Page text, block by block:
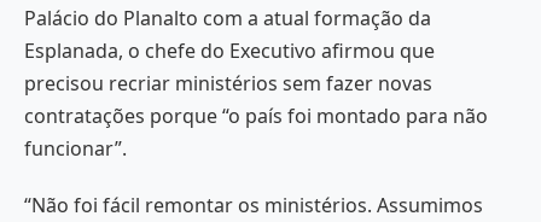
Palácio do Planalto com a atual formação da
Esplanada, o chefe do Executivo afirmou que
precisou recriar ministérios sem fazer novas
contratações porque “o país foi montado para não
funcionar”.
“Não foi fácil remontar os ministérios. Assumimos